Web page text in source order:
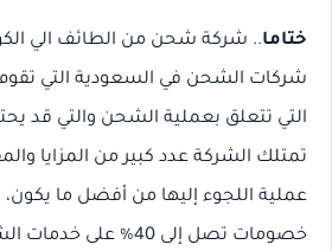
ختاما.. شركة شحن من الطائف الي
شركات الشحن في السعودية التي تقوم
التي تتعلق بعملية الشحن والتي قد
تمتلك الشركة عدد كبير من المزايا
عملية اللجوء إليها من أفضل ما
خصومات تصل إلى 40% على خدمات الشحن الشاملة.